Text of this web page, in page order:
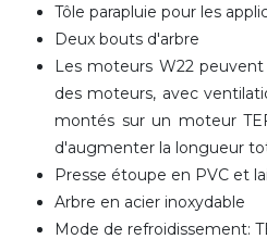
Tôle parapluie pour les
Deux bouts d'arbre
Les moteurs W22
des moteurs, avec
montés sur un moteur
d'augmenter la longueur
Presse étoupe en PVC et
Arbre en acier inoxydable
Mode de refroidissement: